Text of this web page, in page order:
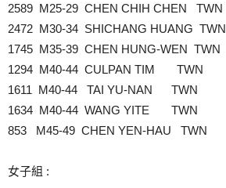
2589 M25‐29 CHEN CHIH CHEN TWN
2472 M30‐34 SHICHANG HUANG TWN
1745 M35‐39 CHEN HUNG‐WEN TWN
1294 M40‐44 CULPAN TIM TWN
1611 M40‐44 TAI YU‐NAN TWN
1634 M40‐44 WANG YITE TWN
853 M45‐49 CHEN YEN‐HAU TWN
女子組 :